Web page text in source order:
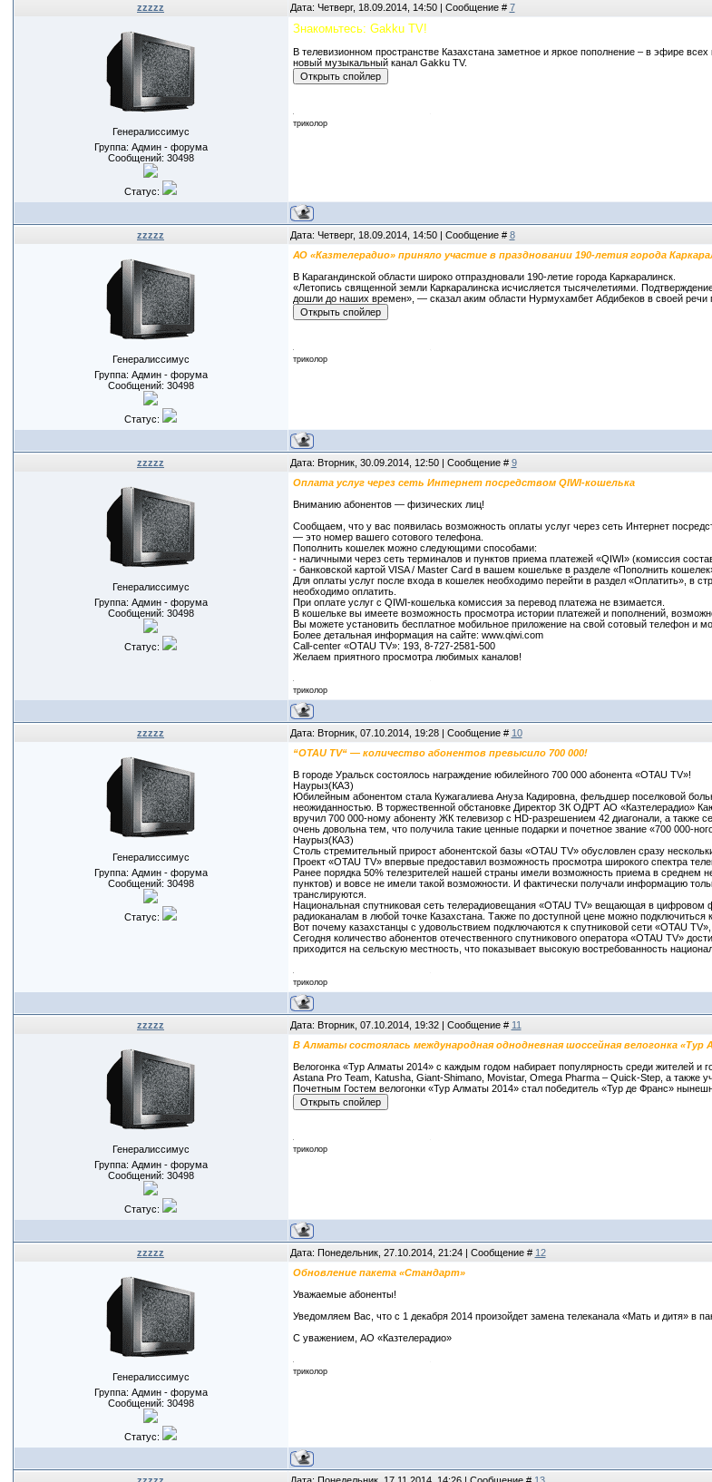
zzzzz Дата: Четверг, 18.09.2014, 14:50 | Сообщение # 7
Генералиссимус
Группа: Админ - форума
Сообщений: 30498
Статус:
Знакомьтесь: Gakku TV!
В телевизионном пространстве Казахстана заметное и яркое пополнение – в эфире
новый музыкальный канал Gakku TV.
триколор
zzzzz Дата: Четверг, 18.09.2014, 14:50 | Сообщение # 8
Генералиссимус
Группа: Админ - форума
Сообщений: 30498
Статус:
АО «Казтелерадио» приняло участие в праздновании 190-летия города
В Карагандинской области широко отпраздновали 190-летие города Каркаралинск.
«Летопись священной земли Каркаралинска исчисляется тысячелетиями.
дошли до наших времен», — сказал аким области Нурмухамбет Абдибеков в своей речи
триколор
zzzzz Дата: Вторник, 30.09.2014, 12:50 | Сообщение # 9
Генералиссимус
Группа: Админ - форума
Сообщений: 30498
Статус:
Оплата услуг через сеть Интернет посредством QIWI-кошелька
Вниманию абонентов — физических лиц!
Сообщаем, что у вас появилась возможность оплаты услуг через сеть Интернет
— это номер вашего сотового телефона.
Пополнить кошелек можно следующими способами:
- наличными через сеть терминалов и пунктов приема платежей «QIWI» (комиссия
- банковской картой VISA / Master Card в вашем кошельке в разделе «Пополнить
Для оплаты услуг после входа в кошелек необходимо перейти в раздел «Оплатить», в
необходимо оплатить.
При оплате услуг с QIWI-кошелька комиссия за перевод платежа не взимается.
В кошельке вы имеете возможность просмотра истории платежей и пополнений,
Вы можете установить бесплатное мобильное приложение на свой сотовый телефон и
Более детальная информация на сайте: www.qiwi.com
Call-center «OTAU TV»: 193, 8-727-2581-500
Желаем приятного просмотра любимых каналов!
триколор
zzzzz Дата: Вторник, 07.10.2014, 19:28 | Сообщение # 10
Генералиссимус
Группа: Админ - форума
Сообщений: 30498
Статус:
“OTAU TV“ — количество абонентов превысило 700 000!
В городе Уральск состоялось награждение юбилейного 700 000 абонента «OTAU TV»!
Наурыз(КАЗ)
Юбилейным абонентом стала Кужагалиева Ануза Кадировна, фельдшер поселковой
неожиданностью. В торжественной обстановке Директор ЗК ОДРТ АО «Казтелерадио»
вручил 700 000-ному абоненту ЖК телевизор с HD-разрешением 42 диагонали, а также
очень довольна тем, что получила такие ценные подарки и почетное звание «700 000-
Наурыз(КАЗ)
Столь стремительный прирост абонентской базы «OTAU TV» обусловлен сразу
Проект «OTAU TV» впервые предоставил возможность просмотра широкого спектра
Ранее порядка 50% телезрителей нашей страны имели возможность приема в среднем
пунктов) и вовсе не имели такой возможности. И фактически получали информацию
транслируются.
Национальная спутниковая сеть телерадиовещания «OTAU TV» вещающая в цифровом
радиоканалам в любой точке Казахстана. Также по доступной цене можно
Вот почему казахстанцы с удовольствием подключаются к спутниковой сети «OTAU
Сегодня количество абонентов отечественного спутникового оператора «OTAU TV»
приходится на сельскую местность, что показывает высокую востребованность
триколор
zzzzz Дата: Вторник, 07.10.2014, 19:32 | Сообщение # 11
Генералиссимус
Группа: Админ - форума
Сообщений: 30498
Статус:
В Алматы состоялась международная однодневная шоссейная велогонка «Тур
Велогонка «Тур Алматы 2014» с каждым годом набирает популярность среди жителей
Astana Pro Team, Katusha, Giant-Shimano, Movistar, Omega Pharma – Quick-Step, а также
Почетным Гостем велогонки «Тур Алматы 2014» стал победитель «Тур де Франс»
триколор
zzzzz Дата: Понедельник, 27.10.2014, 21:24 | Сообщение # 12
Генералиссимус
Группа: Админ - форума
Сообщений: 30498
Статус:
Обновление пакета «Стандарт»
Уважаемые абоненты!
Уведомляем Вас, что с 1 декабря 2014 произойдет замена телеканала «Мать и дитя» в
С уважением, АО «Казтелерадио»
триколор